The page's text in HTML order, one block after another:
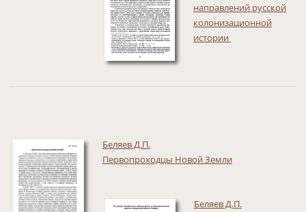
направлений русской
колонизационной
истории
Беляев Д.П.
Первопроходцы Новой Земли
Беляев Д.П.